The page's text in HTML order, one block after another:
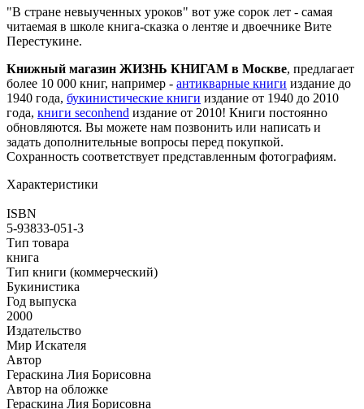
"В стране невыученных уроков" вот уже сорок лет - самая
читаемая в школе книга-сказка о лентяе и двоечнике Вите
Перестукине.
Книжный магазин ЖИЗНЬ КНИГАМ в Москве, предлагает
более 10 000 книг, например - антикварные книги издание до
1940 года, букинистические книги издание от 1940 до 2010
года, книги seconhend издание от 2010! Книги постоянно
обновляются. Вы можете нам позвонить или написать и
задать дополнительные вопросы перед покупкой.
Сохранность соответствует представленным фотографиям.
Характеристики
ISBN
5-93833-051-3
Тип товара
книга
Тип книги (коммерческий)
Букинистика
Год выпуска
2000
Издательство
Мир Искателя
Автор
Гераскина Лия Борисовна
Автор на обложке
Гераскина Лия Борисовна